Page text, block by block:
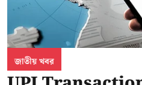
জাতীয় খবর